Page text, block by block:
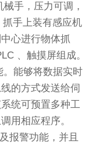
手，压力可调，
手上装有感应机
心进行物体抓
、触摸屏组成。
能够将数据实时
的方式发送给伺
统可预置多种工
用相应程序。
报警功能，并且